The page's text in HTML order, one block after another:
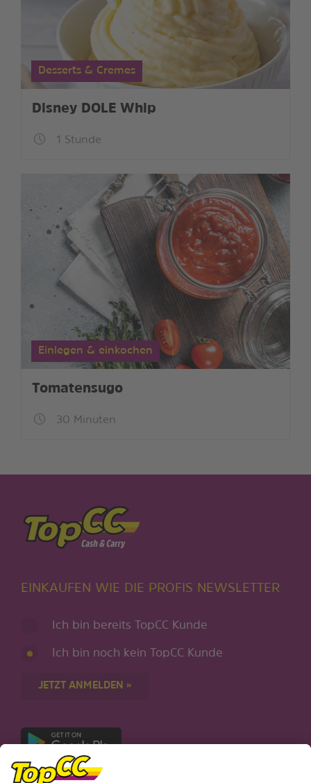
Desserts & Cremes
Disney DOLE Whip
1 Stunde
Einlegen & einkochen
Tomatensugo
30 Minuten
EINKAUFEN WIE DIE PROFIS NEWSLETTER
Ich bin bereits TopCC Kunde
Ich bin noch kein TopCC Kunde
JETZT ANMELDEN »
Nur für Android-Geräte